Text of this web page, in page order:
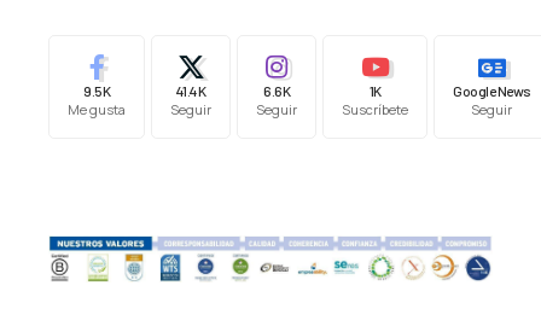
9.5K
Me gusta
41.4K
Seguir
6.6K
Seguir
1K
Suscríbete
Google News
Seguir